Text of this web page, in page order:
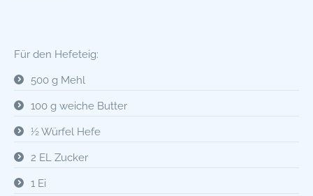
Für den Hefeteig:
500 g Mehl
100 g weiche Butter
½ Würfel Hefe
2 EL Zucker
1 Ei